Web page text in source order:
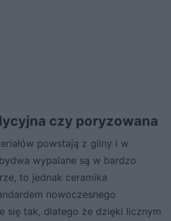
czy poryzowana
powstają z gliny i w
wypalane są w bardzo
to jednak ceramika
nowoczesnego
się tak, dlatego że dzięki licznym